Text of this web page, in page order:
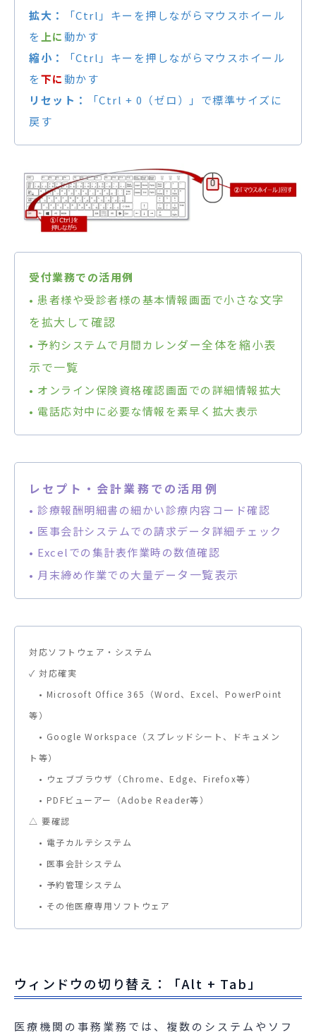
拡大：
「Ctrl」キーを押しながらマウスホイール
を 上に動かす
縮小：
「Ctrl」キーを押しながらマウスホイール
を下に動かす
リセット：
「Ctrl + 0（ゼロ）」で標準サイズに
戻す
受付業務での活用例
• 患者様や受診者様の基本情報画面で小さな文字
を拡大して確認
• 予約システムで月間カレンダー全体を縮小表
示で一覧
• オンライン保険資格確認画面での詳細情報拡大
• 電話応対中に必要な情報を素早く拡大表示
レ セプト・会計業務での活用例
• 診療報酬明細書の細かい診療内容コード確認
• 医事会計システムでの請求データ詳細チェック
• Excelでの集計表作業時の数値確認
• 月末締め作業での大量データ一覧表示
対応ソフトウェア・システム
✓ 対応確実
• Microsoft Office 365（Word、Excel、PowerPoint
等）
• Google Workspace（スプレッドシート、ドキュメン
ト等）
• ウェブブラウザ（Chrome、Edge、Firefox等）
• PDFビューアー（Adobe Reader等）
△ 要確認
• 電子カルテシステム
• 医事会計システム
• 予約管理システム
• その他医療専用ソフトウェア
ウィンドウの切り替え：「Alt + Tab」
医療機関の事務業務では、複数のシステムやソフ